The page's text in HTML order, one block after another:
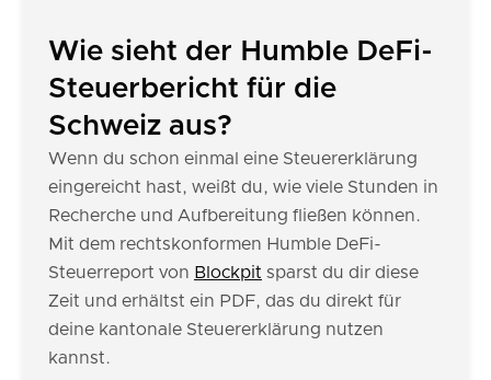
Wie sieht der Humble DeFi-
Steuerbericht für die
Schweiz aus?
Wenn du schon einmal eine Steuererklärung
eingereicht hast, weißt du, wie viele Stunden in
Recherche und Aufbereitung fließen können.
Mit dem rechtskonformen Humble DeFi-
Steuerreport von Blockpit sparst du dir diese
Zeit und erhältst ein PDF, das du direkt für
deine kantonale Steuererklärung nutzen
kannst.